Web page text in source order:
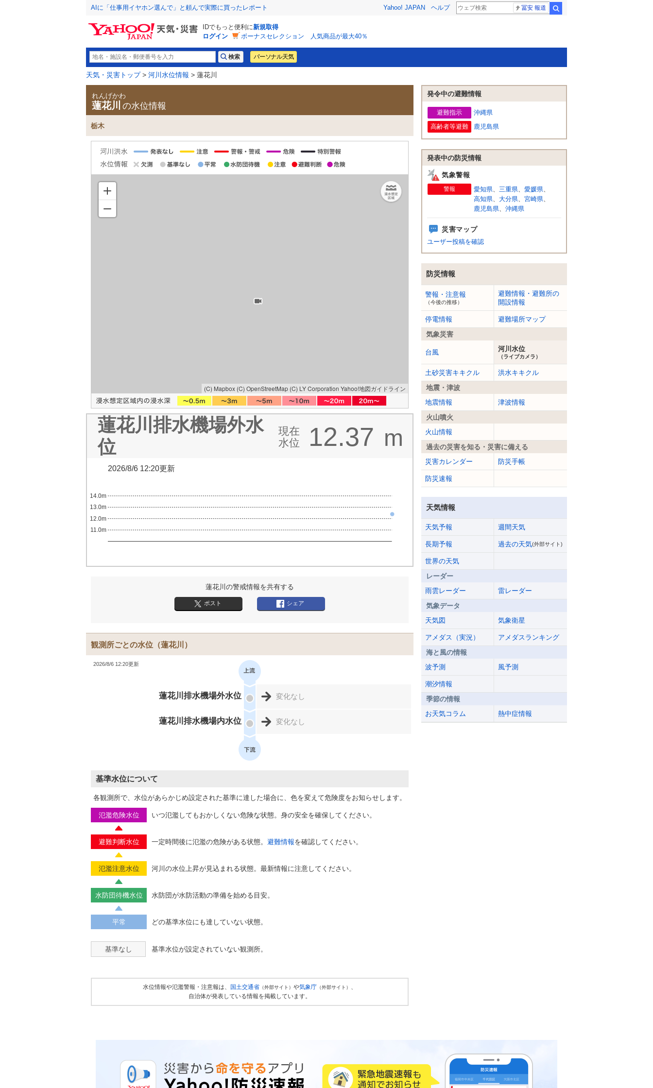
AIに「仕事用イヤホン選んで」と頼んで実際に買ったレポート Yahoo! JAPAN ヘルプ 冨安 報道
IDでもっと便利に新規取得
ログイン
ボーナスセレクション 人気商品が最大40％
パーソナル天気
天気・災害トップ> 河川水位情報 > 蓮花川
れんげかわ
蓮花川 の水位情報
栃木
(C) Mapbox (C) OpenStreetMap (C) LY Corporation Yahoo!地図ガイドライン
蓮花川排水機場外水
位
現在
水位
12.37 m
2026/8/6 12:20更新
11.0m
12.0m
13.0m
14.0m
蓮花川の警戒情報を共有する
ポスト シェア
観測所ごとの水位 （蓮花川）
2026/8/6 12:20更新
蓮花川排水機場外水位 変化なし
蓮花川排水機場内水位 変化なし
基準水位について
各観測所で、水位があらかじめ設定された基準に達した場合に、色を変えて危険度をお知らせします。
氾濫危険水位 いつ氾濫してもおかしくない危険な状態。身の安全を確保してください。
避難判断水位 一定時間後に氾濫の危険がある状態。 避難情報を確認してください。
氾濫注意水位 河川の水位上昇が見込まれる状態。最新情報に注意してください。
水防団待機水位 水防団が水防活動の準備を始める目安。
平常 どの基準水位にも達していない状態。
基準なし 基準水位が設定されていない観測所。
水位情報や氾濫警報・注意報は、 国土交通省 （外部サイト） や気象庁 （外部サイト） 、
自治体が発表している情報を掲載しています。
発令中の避難情報
避難指示
沖縄県
高齢者等避難
鹿児島県
発表中の防災情報
気象警報
警報 愛知県、 三重県、 愛媛県、
高知県、 大分県、 宮崎県、
鹿児島県、 沖縄県
災害マップ
ユーザー投稿を確認
防災情報
警報・注意報
（今後の推移）
避難情報・避難所の
開設情報
停電情報
避難場所マップ
気象災害
台風 河川水位
（ライブカメラ）
土砂災害キキクル
洪水キキクル
地震・津波
地震情報
津波情報
火山噴火
火山情報
過去の災害を知る・災害に備える
災害カレンダー
防災手帳
防災速報
天気情報
天気予報 週間天気
長期予報 過去の天気(外部サイト)
世界の天気
レーダー
雨雲レーダー
雷レーダー
気象データ
天気図
気象衛星
アメダス（実況）
アメダスランキング
海と風の情報
波予測
風予測
潮汐情報
季節の情報
お天気コラム
熱中症情報